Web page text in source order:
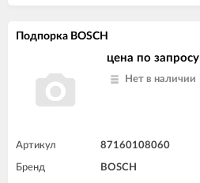
Подпорка BOSCH
цена по запросу
Нет в наличии
Артикул 87160108060
Бренд BOSCH